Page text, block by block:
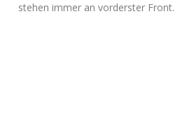
stehen immer an vorderster Front.